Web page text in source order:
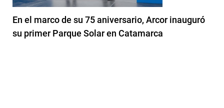
En el marco de su 75 aniversario, Arcor inauguró
su primer Parque Solar en Catamarca